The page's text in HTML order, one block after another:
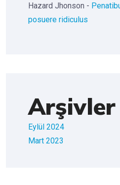
Hazard Jhonson -
posuere ridiculus
Arşivler
Eylül 2024
Mart 2023